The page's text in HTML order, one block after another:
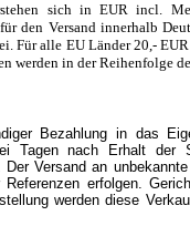
sich in EUR incl.
den Versand innerhalb
Für alle EU Länder 20,-
werden in der Reihenfolge
Bezahlung in das
Tagen nach Erhalt der
Versand an
erfolgen.
werden diese